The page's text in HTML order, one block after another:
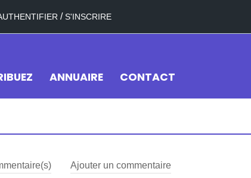
/S'INSCRIRE
ANNUAIRE CONTACT
Ajouter un commentaire